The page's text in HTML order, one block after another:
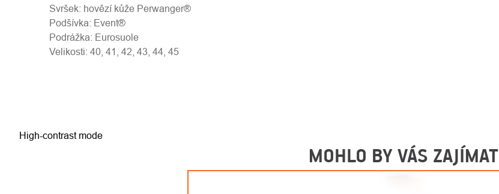
Svršek: hovězí kůže Perwanger®
Podšívka: Event®
Podrážka: Eurosuole
Velikosti: 40, 41, 42, 43, 44, 45
High-contrast mode
MOHLO BY VÁS ZAJÍMAT